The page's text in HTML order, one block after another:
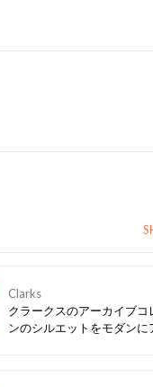
Clarks
クラークスのアーカイブコ
ンのシルエットをモダンに